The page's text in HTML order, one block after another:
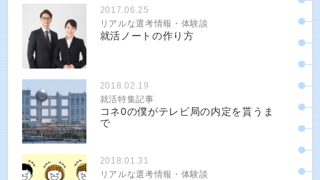
2017.06.25
リアルな選考情報・体験談
就活ノートの作り方
2018.02.19
就活特集記事
コネ0の僕がテレビ局の内定を貰うま
で
2018.01.31
リアルな選考情報・体験談